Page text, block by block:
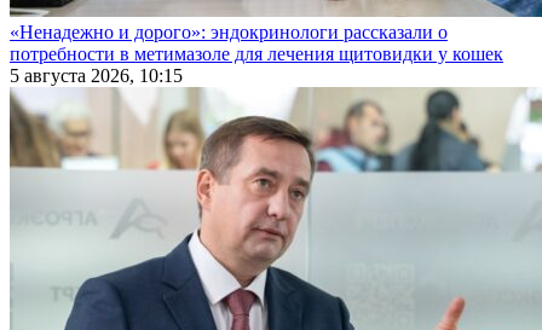
«Ненадежно и дорого»: эндокринологи рассказали о
потребности в метимазоле для лечения щитовидки у кошек
5 августа 2026, 10:15